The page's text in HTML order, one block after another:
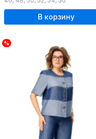
В корзину
%